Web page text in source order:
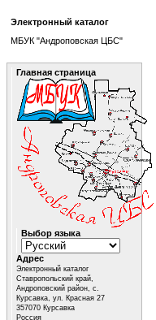
Электронный каталог
МБУК "Андроповская ЦБС"
Главная страница
Выбор языка
Адрес
Электронный каталог
Ставропольский край,
Андроповский район, с.
Курсавка, ул. Красная 27
357070 Курсавка
Россия